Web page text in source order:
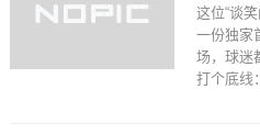
这位“谈
一份独家
场，球迷
打个底线